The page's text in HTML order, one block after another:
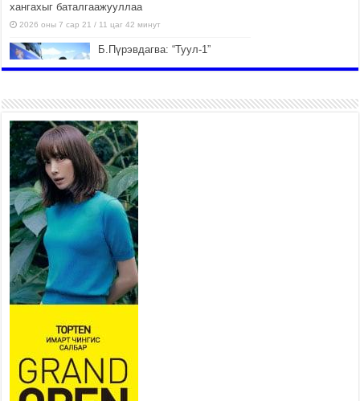
хангахыг баталгаажууллаа
2026 оны 7 сар 21 / 11 цаг 42 минут
Б.Пүрэвдагва: “Туул-1”
2026 оны 7 сар 21 / 10 цаг 15 минут
НИЙСЛЭЛ, АЙМГИЙН
УДИРДЛАГУУДЫН АЖЛЫГ
ХҮНД СУРТЛЫГ БУУРУУЛЖ,
ИРГЭД, АЖ АХУЙН НЭГЖИЙН
АЧААГ ХЭРХЭН ХӨНГӨЛСНӨӨР ДҮГНЭНЭ
2026 оны 7 сар 21 / 10 цаг 09 минут
Байнгын хорооны дарга
М.Мандхай Цөлжилттэй
тэмцэх тухай НҮБ-ын
конвенцын талуудын 17 дугаар
бага хурал (СОР17)-ын бэлтгэл ажлын явцтай
танилцлаа
2026 оны 7 сар 21 / 10 цаг 03 минут
Б.Пүрэвдагва: Бүтээн байгуулалтын аливаа
ажил инженерийн хангамжийн байгууллагуудын
уялдаа холбоогүйгээс саатах ёсгүй
2026 оны 7 сар 20 / 17 цаг 21 минут